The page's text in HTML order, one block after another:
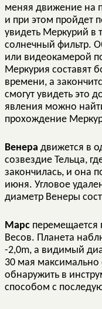
меняя движение на
и при этом пройдет
увидеть Меркурий в
солнечный фильтр.
или видеокамерой
Меркурия составят
времени, а
смогут увидеть это
явления можно
прохождение
Венера движется в
созвездие Тельца,
закончилась, и она
июня. Угловое
диаметр Венеры
Марс перемещается
Весов. Планета
-2,0m, а видимый
30 мая максимально
обнаружить в
способом с